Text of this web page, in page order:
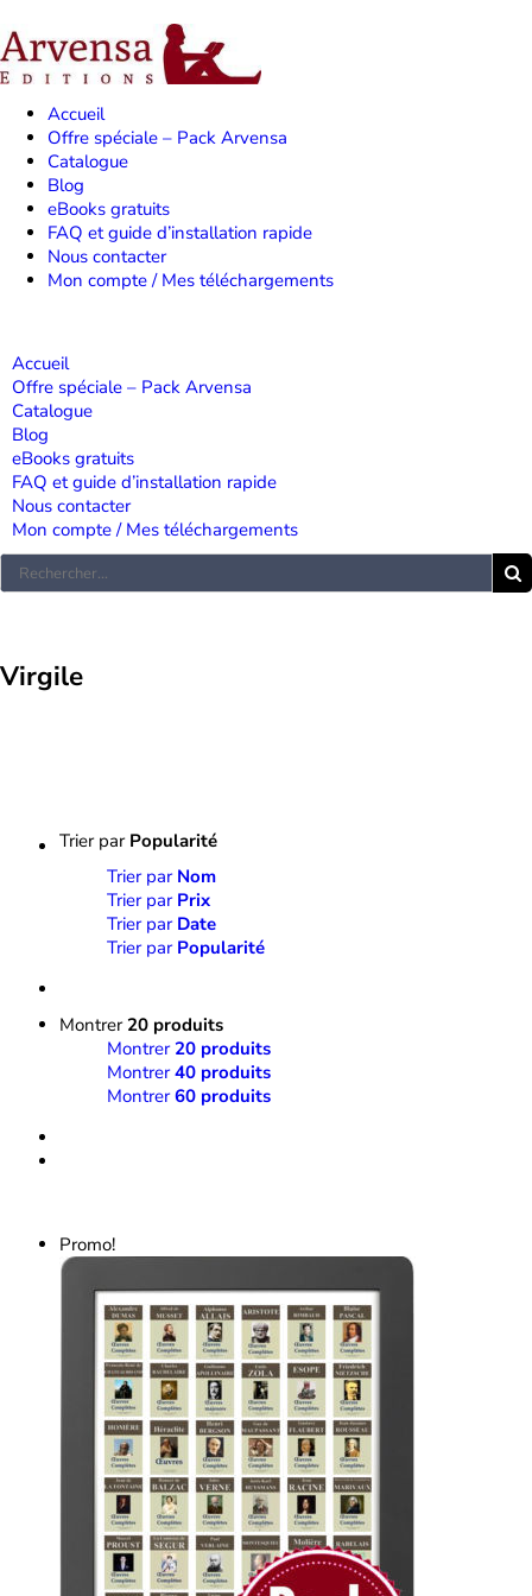
au
contenu
Accueil
Offre spéciale – Pack Arvensa
Catalogue
Blog
eBooks gratuits
FAQ et guide d’installation rapide
Nous contacter
Mon compte / Mes téléchargements
Accueil
Offre spéciale – Pack Arvensa
Catalogue
Blog
eBooks gratuits
FAQ et guide d’installation rapide
Nous contacter
Mon compte / Mes téléchargements
Rechercher:
Virgile
Trier par Popularité
Trier par Nom
Trier par Prix
Trier par Date
Trier par Popularité
Montrer 20 produits
Montrer 20 produits
Montrer40 produits
Montrer60 produits
Promo!